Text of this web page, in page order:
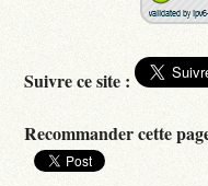
Suivre ce site :
Recommander cette